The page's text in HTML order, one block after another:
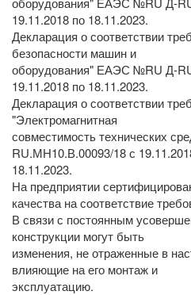
19.11.2018 по 18.11.2023.
Декларация о соответствии
безопасности машин и
оборудования" ЕАЭС №RU Д-
19.11.2018 по 18.11.2023.
Декларация о соответствии
"Электромагнитная
совместимость технических
RU.МН10.В.00093/18 с
18.11.2023.
На предприятии
качества на соответствие
В связи с постоянным
конструкции могут быть
изменения, не отраженные в
влияющие на его монтаж и
эксплуатацию.